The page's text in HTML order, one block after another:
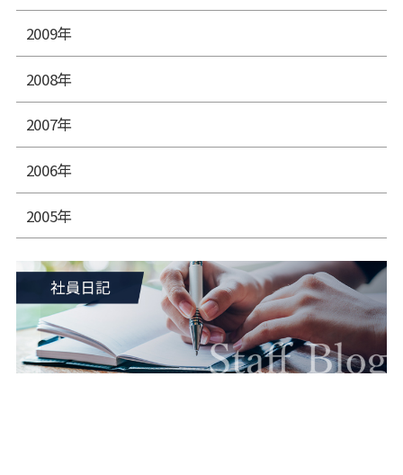
2009年
2008年
2007年
2006年
2005年